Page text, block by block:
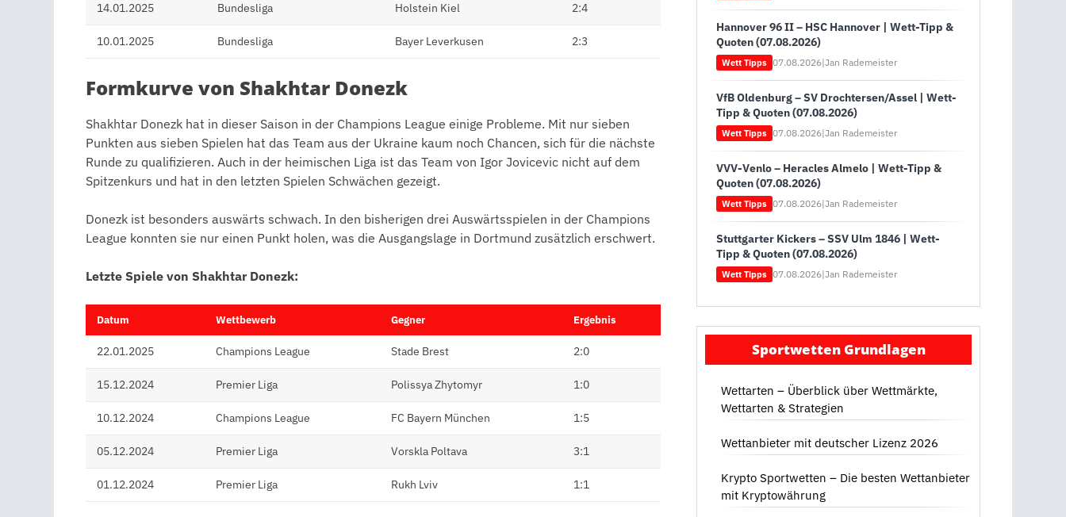
14.01.2025 Bundesliga Holstein Kiel 2:4
10.01.2025 Bundesliga Bayer Leverkusen 2:3
Formkurve von Shakhtar Donezk
Shakhtar Donezk hat in dieser Saison in der Champions League einige Probleme. Mit nur sieben
Punkten aus sieben Spielen hat das Team aus der Ukraine kaum noch Chancen, sich für die nächste
Runde zu qualifizieren. Auch in der heimischen Liga ist das Team von Igor Jovicevic nicht auf dem
Spitzenkurs und hat in den letzten Spielen Schwächen gezeigt.
Donezk ist besonders auswärts schwach. In den bisherigen drei Auswärtsspielen in der Champions
League konnten sie nur einen Punkt holen, was die Ausgangslage in Dortmund zusätzlich erschwert.
Letzte Spiele von Shakhtar Donezk:
Datum Wettbewerb Gegner Ergebnis
22.01.2025 Champions League Stade Brest 2:0
15.12.2024 Premier Liga Polissya Zhytomyr 1:0
10.12.2024 Champions League FC Bayern München 1:5
05.12.2024 Premier Liga Vorskla Poltava 3:1
01.12.2024 Premier Liga Rukh Lviv 1:1
Hannover 96 II – HSC Hannover | Wett-Tipp &
Quoten (07.08.2026)
Wett Tipps 07.08.2026|Jan Rademeister
VfB Oldenburg – SV Drochtersen/Assel | Wett-
Tipp & Quoten (07.08.2026)
Wett Tipps 07.08.2026|Jan Rademeister
VVV-Venlo – Heracles Almelo | Wett-Tipp &
Quoten (07.08.2026)
Wett Tipps 07.08.2026|Jan Rademeister
Stuttgarter Kickers – SSV Ulm 1846 | Wett-
Tipp & Quoten (07.08.2026)
Wett Tipps 07.08.2026|Jan Rademeister
Sportwetten Grundlagen
Wettarten – Überblick über Wettmärkte,
Wettarten & Strategien
Wettanbieter mit deutscher Lizenz 2026
Krypto Sportwetten – Die besten Wettanbieter
mit Kryptowährung